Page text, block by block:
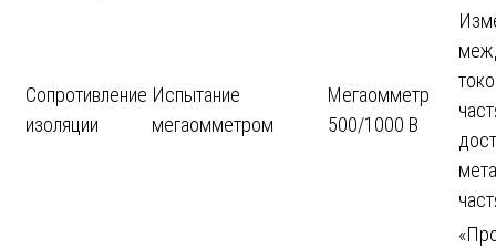
Сопротивление
изоляции
Испытание
мегаомметром
Мегаомметр
500/1000 В